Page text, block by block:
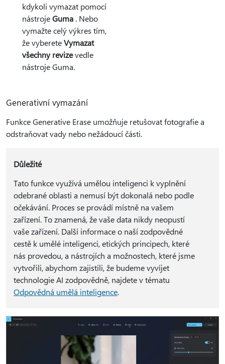
kdykoli vymazat pomocí
nástrojeGuma . Nebo
vymažte celý výkres tím,
že vybereteVymazat
všechny revizevedle
nástroje Guma.
Generativní vymazání
Funkce Generative Erase umožňuje retušovat fotografie a
odstraňovat vady nebo nežádoucí části.
Důležité
Tato funkce využívá umělou inteligenci k vyplnění
odebrané oblasti a nemusí být dokonalá nebo podle
očekávání. Proces se provádí místně na vašem
zařízení. To znamená, že vaše data nikdy neopustí
vaše zařízení. Další informace o naší zodpovědné
cestě k umělé inteligenci, etických principech, které
nás provedou, a nástrojích a možnostech, které jsme
vytvořili, abychom zajistili, že budeme vyvíjet
technologie AI zodpovědně, najdete v tématu
Odpovědná umělá inteligence.